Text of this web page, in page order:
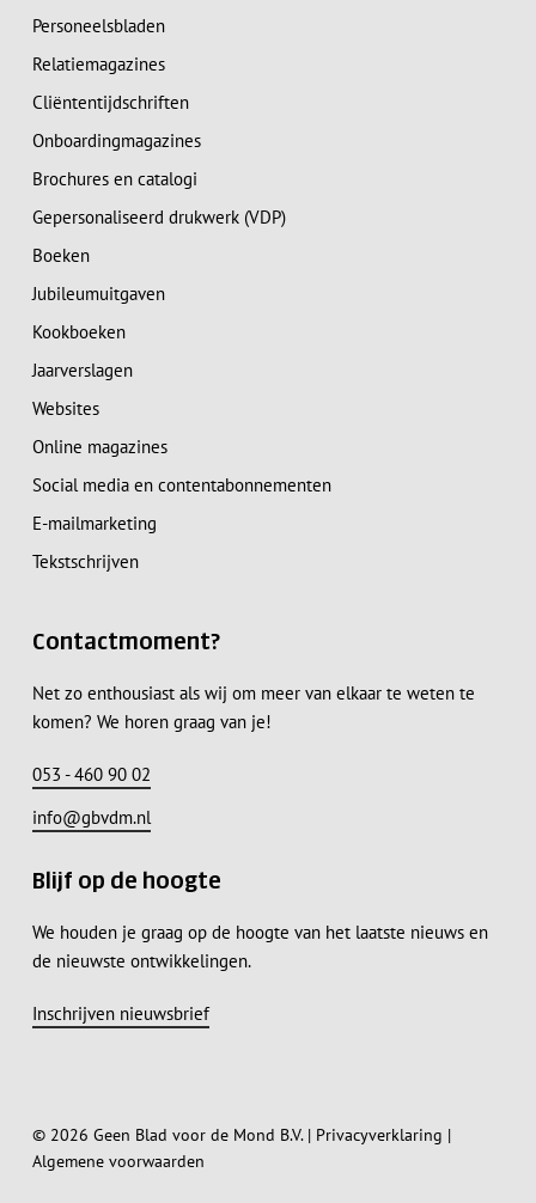
Subtotaal:
Personeelsbladen
Relatiemagazines
Cliëntentijdschriften
Onboardingmagazines
Brochures en catalogi
Gepersonaliseerd drukwerk (VDP)
Boeken
Jubileumuitgaven
Kookboeken
Jaarverslagen
Websites
Online magazines
Social media en contentabonnementen
E-mailmarketing
Tekstschrijven
Contactmoment?
Net zo enthousiast als wij om meer van elkaar te weten te
komen? We horen graag van je!
053 - 460 90 02
info@gbvdm.nl
Blijf op de hoogte
We houden je graag op de hoogte van het laatste nieuws en
de nieuwste ontwikkelingen.
Inschrijven nieuwsbrief
© 2026 Geen Blad voor de Mond B.V. | Privacyverklaring |
Algemene voorwaarden